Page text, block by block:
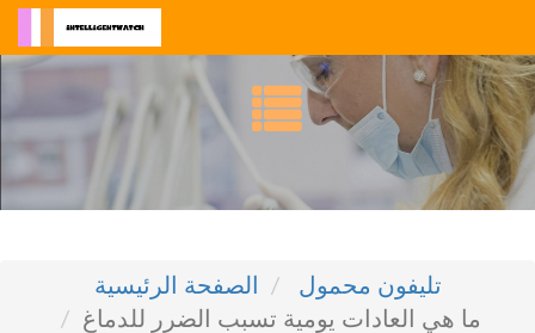
الصفحة الرئيسية
تليفون محمول
ما هي العادات يومية تسبب الضرر للدماغ